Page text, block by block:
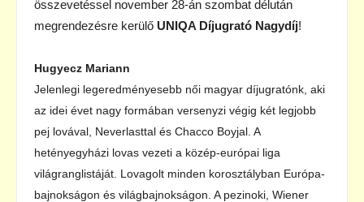
összevetéssel november 28-án szombat délután
megrendezésre kerülő UNIQA Díjugrató Nagydíj!
Hugyecz Mariann
Jelenlegi legeredményesebb női magyar díjugratónk, aki
az idei évet nagy formában versenyzi végig két legjobb
pej lovával, Neverlasttal és Chacco Boyjal. A
hetényegyházi lovas vezeti a közép-európai liga
világranglistáját. Lovagolt minden korosztályban Európa-
bajnokságon és világbajnokságon. A pezinoki, Wiener